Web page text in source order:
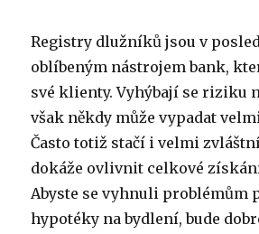
Registry dlužníků jsou v
oblíbeným nástrojem bank,
své klienty. Vyhýbají se riziku
však někdy může vypadat
Často totiž stačí i velmi
dokáže ovlivnit celkové
Abyste se vyhnuli problémům
hypotéky na bydlení, bude